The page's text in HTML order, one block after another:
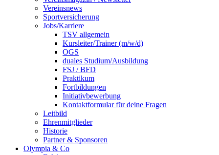
Vereinsnews
Sportversicherung
Jobs/Karriere
TSV allgemein
Kursleiter/Trainer (m/w/d)
OGS
duales Studium/Ausbildung
FSJ / BFD
Praktikum
Fortbildungen
Initiativbewerbung
Kontaktformular für deine Fragen
Leitbild
Ehrenmitglieder
Historie
Partner & Sponsoren
Olympia & Co